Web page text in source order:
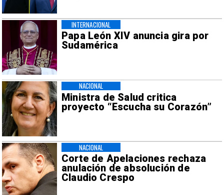
Papa León XIV anuncia gira por
Sudamérica
INTERNACIONAL
Ministra de Salud critica
proyecto “Escucha su Corazón”
NACIONAL
Corte de Apelaciones rechaza
anulación de absolución de
Claudio Crespo
NACIONAL